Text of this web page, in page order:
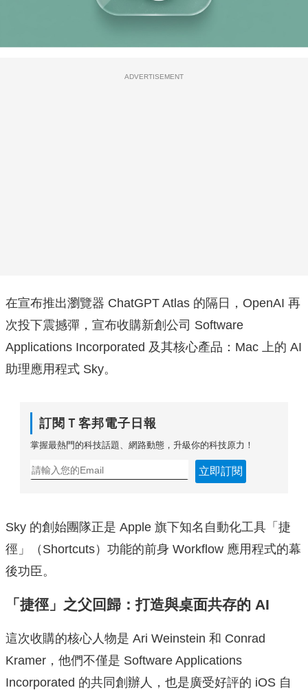
ADVERTISEMENT
在宣布推出瀏覽器 ChatGPT Atlas 的隔日，OpenAI 再
次投下震撼彈，宣布收購新創公司 Software
Applications Incorporated 及其核心產品：Mac 上的 AI
助理應用程式 Sky。
訂閱Ｔ客邦電子日報
掌握最熱門的科技話題、網路動態，升級你的科技原力！
立即訂閱
Sky 的創始團隊正是 Apple 旗下知名自動化工具「捷
徑」（Shortcuts）功能的前身 Workflow 應用程式的幕
後功臣。
「捷徑」之父回歸：打造與桌面共存的 AI
這次收購的核心人物是 Ari Weinstein 和 Conrad
Kramer，他們不僅是 Software Applications
Incorporated 的共同創辦人，也是廣受好評的 iOS 自